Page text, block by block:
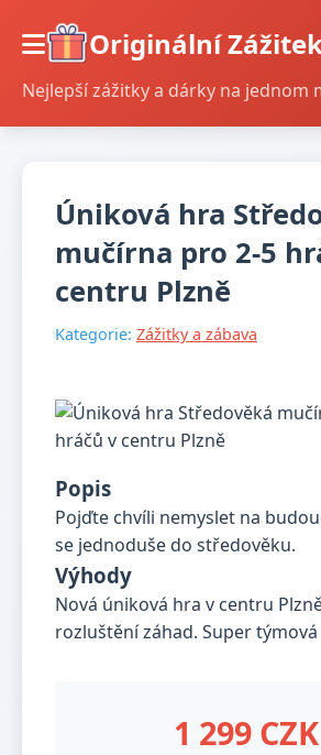
Originální
Nejlepší zážitky a dárky na jednom
Úniková hra
mučírna pro 2-5
centru Plzně
Kategorie: Zážitky a zábava
Popis
Pojďte chvíli nemyslet na
se jednoduše do středověku.
Výhody
Nová úniková hra v centru
rozluštění záhad. Super
1 299 CZK